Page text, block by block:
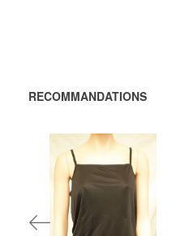
RECOMMANDATIONS
376,00 DKK